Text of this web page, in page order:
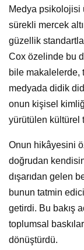
Medya psikolojisi
sürekli mercek
güzellik
Cox özelinde bu
bile makalelerde,
medyada didik
onun kişisel
yürütülen kültürel
Onun hikâyesini
doğrudan
dışarıdan gelen
bunun tatmin
getirdi. Bu bakış
toplumsal
dönüştürdü.